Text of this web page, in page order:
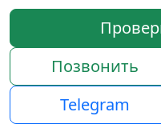
Позвонить
Telegram